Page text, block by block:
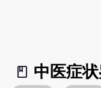
book_2
中医症